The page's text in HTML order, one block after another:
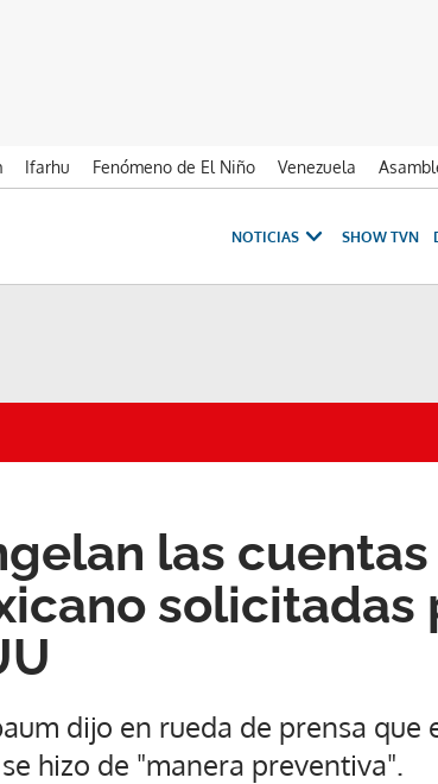
Ifarhu Fenómeno de El Niño Venezuela
NOTICIAS SHOW TVN
las
solicitadas
dijo en rueda de prensa
hizo de "manera preventiva".